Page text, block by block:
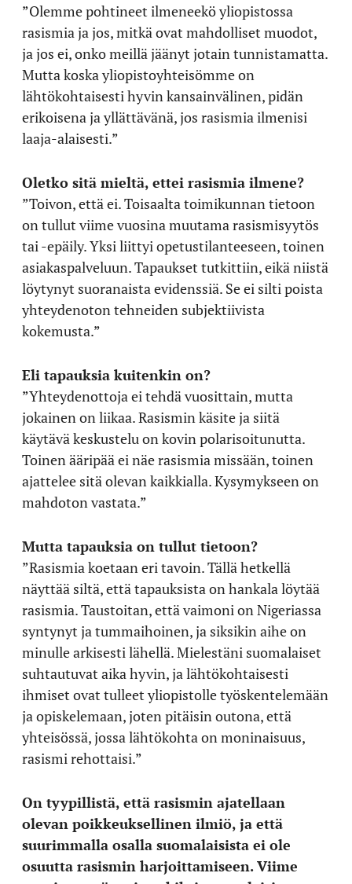
”Olemme pohtineet ilmeneekö yliopistossa
rasismia ja jos, mitkä ovat mahdolliset muodot,
ja jos ei, onko meillä jäänyt jotain tunnistamatta.
Mutta koska yliopistoyhteisömme on
lähtökohtaisesti hyvin kansainvälinen, pidän
erikoisena ja yllättävänä, jos rasismia ilmenisi
laaja-alaisesti.”
Oletko sitä mieltä, ettei rasismia ilmene?
”Toivon, että ei. Toisaalta toimikunnan tietoon
on tullut viime vuosina muutama rasismisyytös
tai -epäily. Yksi liittyi opetustilanteeseen, toinen
asiakaspalveluun. Tapaukset tutkittiin, eikä niistä
löytynyt suoranaista evidenssiä. Se ei silti poista
yhteydenoton tehneiden subjektiivista
kokemusta.”
Eli tapauksia kuitenkin on?
”Yhteydenottoja ei tehdä vuosittain, mutta
jokainen on liikaa. Rasismin käsite ja siitä
käytävä keskustelu on kovin polarisoitunutta.
Toinen ääripää ei näe rasismia missään, toinen
ajattelee sitä olevan kaikkialla. Kysymykseen on
mahdoton vastata.”
Mutta tapauksia on tullut tietoon?
”Rasismia koetaan eri tavoin. Tällä hetkellä
näyttää siltä, että tapauksista on hankala löytää
rasismia. Taustoitan, että vaimoni on Nigeriassa
syntynyt ja tummaihoinen, ja siksikin aihe on
minulle arkisesti lähellä. Mielestäni suomalaiset
suhtautuvat aika hyvin, ja lähtökohtaisesti
ihmiset ovat tulleet yliopistolle työskentelemään
ja opiskelemaan, joten pitäisin outona, että
yhteisössä, jossa lähtökohta on moninaisuus,
rasismi rehottaisi.”
On tyypillistä, että rasismin ajatellaan
olevan poikkeuksellinen ilmiö, ja että
suurimmalla osalla suomalaisista ei ole
osuutta rasismin harjoittamiseen. Viime